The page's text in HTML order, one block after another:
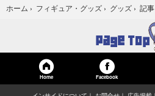
ホーム › フィギュア・グッズ › グッズ › 記事
Home Facebook